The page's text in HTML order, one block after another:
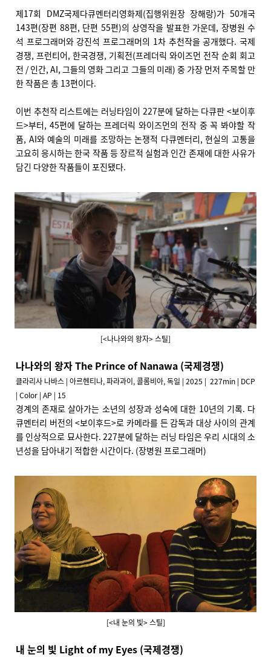
제17회 DMZ국제다큐멘터리영화제(집행위원장 장해랑)가 50개국
143편(장편 88편, 단편 55편)의 상영작을 발표한 가운데, 장병원 수
석 프로그래머와 강진석 프로그래머의 1차 추천작을 공개했다. 국제
경쟁, 프런티어, 한국경쟁, 기획전(프레더릭 와이즈먼 전작 순회 회고
전 / 인간, AI, 그들의 영화 그리고 그들의 미래) 중 가장 먼저 주목할 만
한 작품은 총 13편이다.
이번 추천작 리스트에는 러닝타임이 227분에 달하는 다큐판 <보이후
드>부터, 45편에 달하는 프레더릭 와이즈먼의 전작 중 꼭 봐야할 작
품, AI와 예술의 미래를 조망하는 논쟁적 다큐멘터리, 현실의 고통을
고요히 응시하는 한국 작품 등 장르적 실험과 인간 존재에 대한 사유가
담긴 다양한 작품들이 포진됐다.
[<나나와의 왕자> 스틸]
나나와의 왕자 The Prince of Nanawa (국제경쟁)
클라리사 나바스 | 아르헨티나, 파라과이, 콜롬비아, 독일 | 2025 | 227min | DCP
| Color | AP | 15
경계의 존재로 살아가는 소년의 성장과 성숙에 대한 10년의 기록. 다
큐멘터리 버전의 <보이후드>로 카메라를 든 감독과 대상 사이의 관계
를 인상적으로 묘사한다. 227분에 달하는 러닝 타임은 우리 시대의 소
년성을 담아내기 적합한 시간이다. (장병원 프로그래머)
[<내 눈의 빛> 스틸]
내 눈의 빛 Light of my Eyes (국제경쟁)